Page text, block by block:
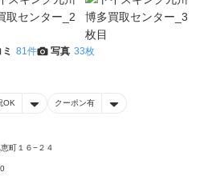
81件 写真 33枚
OK クーポン有
町１６−２４